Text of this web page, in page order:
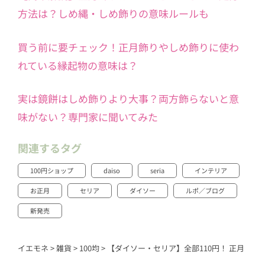
方法は？しめ縄・しめ飾りの意味ルールも
買う前に要チェック！正月飾りやしめ飾りに使わ
れている縁起物の意味は？
実は鏡餅はしめ飾りより大事？両方飾らないと意
味がない？専門家に聞いてみた
関連するタグ
100円ショップ daiso seria インテリア
お正月 セリア ダイソー ルポ／ブログ
新発売
イエモネ >雑貨 > 100均> 【ダイソー・セリア】全部110円！ 正月